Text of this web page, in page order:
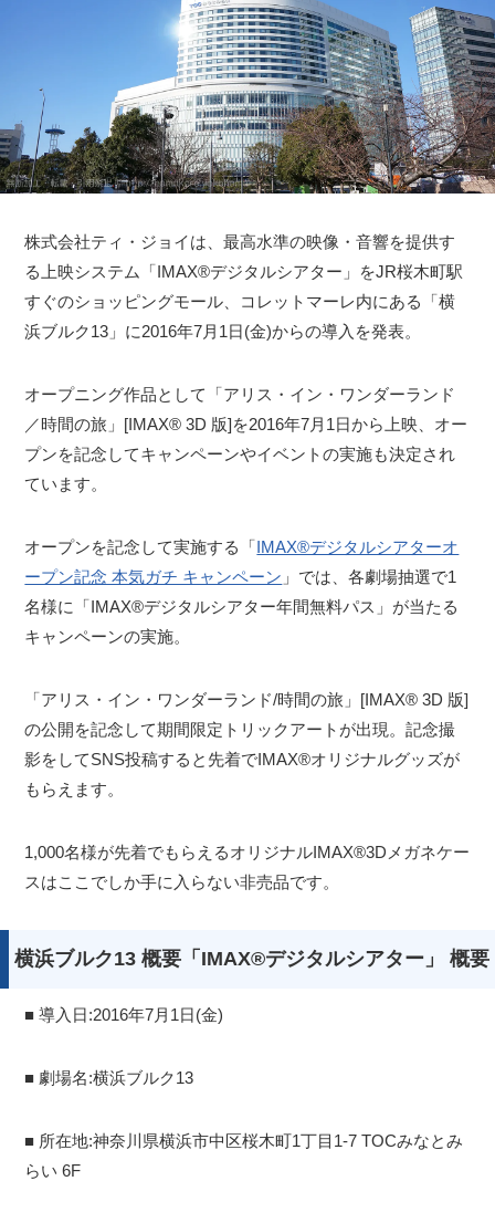
株式会社ティ・ジョイは、最高水準の映像・音響を提供す
る上映システム「IMAX®デジタルシアター」をJR桜木町駅
すぐのショッピングモール、コレットマーレ内にある「横
浜ブルク13」に2016年7月1日(金)からの導入を発表。
オープニング作品として「アリス・イン・ワンダーランド
／時間の旅」[IMAX® 3D 版]を2016年7月1日から上映、オー
プンを記念してキャンペーンやイベントの実施も決定され
ています。
オープンを記念して実施する「IMAX®デジタルシアターオ
ープン記念 本気ガチ キャンペーン 」では、各劇場抽選で1
名様に「IMAX®デジタルシアター年間無料パス」が当たる
キャンペーンの実施。
「アリス・イン・ワンダーランド/時間の旅」[IMAX® 3D 版]
の公開を記念して期間限定トリックアートが出現。記念撮
影をしてSNS投稿すると先着でIMAX®オリジナルグッズが
もらえます。
1,000名様が先着でもらえるオリジナルIMAX®3Dメガネケー
スはここでしか手に入らない非売品です。
横浜ブルク13 概要「IMAX®デジタルシアター」 概要
■ 導入日:2016年7月1日(金)
■ 劇場名:横浜ブルク13
■ 所在地:神奈川県横浜市中区桜木町1丁目1-7 TOCみなとみ
らい 6F